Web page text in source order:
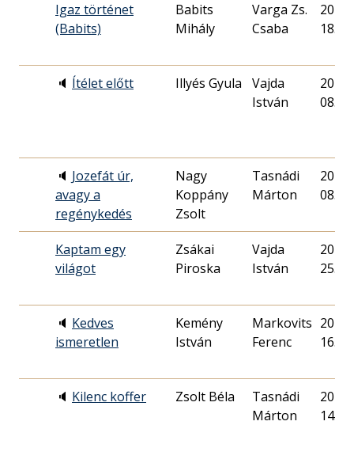
Igaz történet
(Babits)
Babits
Mihály
Varga Zs.
Csaba
2019.
18.
🔈 Ítélet előtt Illyés Gyula
Vajda
István
2014.
08.
🔈 Jozefát úr,
avagy a
regénykedés
Nagy
Koppány
Zsolt
Tasnádi
Márton
2017.
08.
Kaptam egy
világot
Zsákai
Piroska
Vajda
István
2019.
25.
🔈 Kedves
ismeretlen
Kemény
István
Markovits
Ferenc
2017.
16.
🔈 Kilenc koffer Zsolt Béla
Tasnádi
Márton
2014.
14.